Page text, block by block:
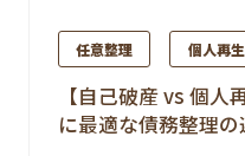
任意整理 個人再生
【自己破産 vs 個人
に最適な債務整理